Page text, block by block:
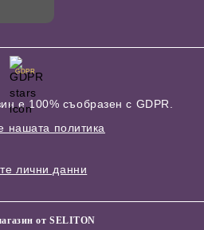
GDPR
е 100% съобразен с GDPR.
нашата политика
лични данни
от SELITON